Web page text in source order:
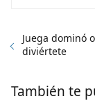
Juega dominó
diviértete
También te